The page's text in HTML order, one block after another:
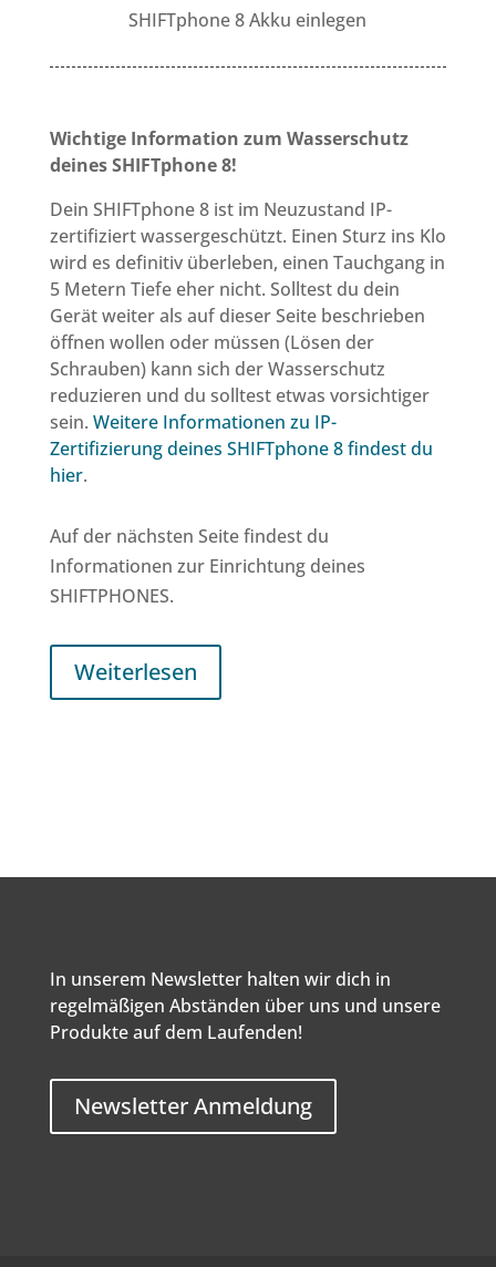
SHIFTphone 8 Akku einlegen
Wichtige Information zum Wasserschutz
deines SHIFTphone 8!
Dein SHIFTphone 8 ist im Neuzustand IP-
zertifiziert wassergeschützt. Einen Sturz ins Klo
wird es definitiv überleben, einen Tauchgang in
5 Metern Tiefe eher nicht. Solltest du dein
Gerät weiter als auf dieser Seite beschrieben
öffnen wollen oder müssen (Lösen der
Schrauben) kann sich der Wasserschutz
reduzieren und du solltest etwas vorsichtiger
sein. Weitere Informationen zu IP-
Zertifizierung deines SHIFTphone 8 findest du
hier.
Auf der nächsten Seite findest du
Informationen zur Einrichtung deines
SHIFTPHONES.
Weiterlesen
In unserem Newsletter halten wir dich in
regelmäßigen Abständen über uns und unsere
Produkte auf dem Laufenden!
Newsletter Anmeldung